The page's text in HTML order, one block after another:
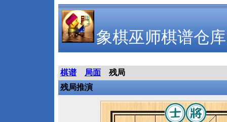
象棋巫师棋谱仓库
棋谱 局面
残局
残局推演